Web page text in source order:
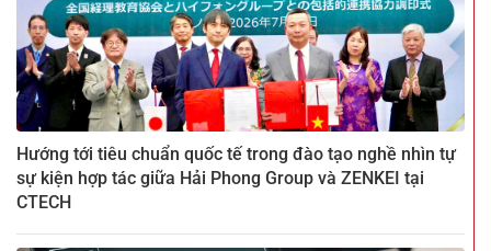
Hướng tới tiêu chuẩn quốc tế trong đào tạo nghề nhìn tự
sự kiện hợp tác giữa Hải Phong Group và ZENKEI tại
CTECH